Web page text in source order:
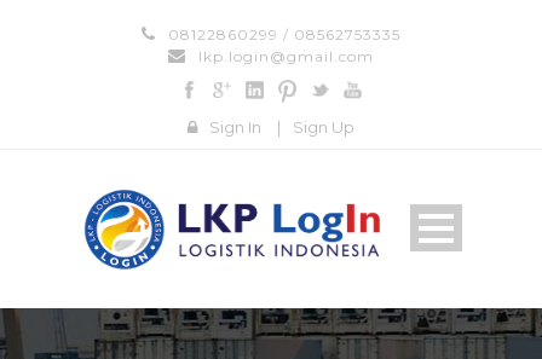
08122860299 / 08562753335
lkp.login@gmail.com
Sign In | Sign Up